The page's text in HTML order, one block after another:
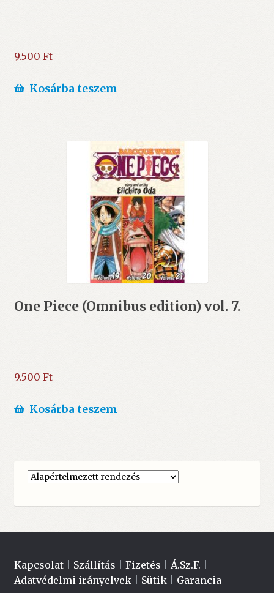
9.500 Ft
Kosárba teszem
One Piece (Omnibus edition) vol. 7.
9.500 Ft
Kosárba teszem
Kapcsolat| Szállítás Fizetés Á.Sz.F.
Adatvédelmi irányelvek| Sütik| Garancia